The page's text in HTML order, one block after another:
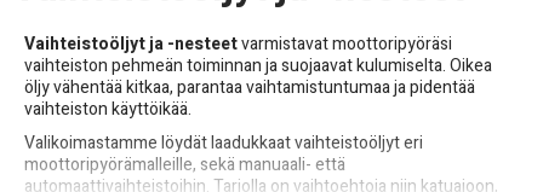
Vaihteistoöljyt ja -nesteetvarmistavat moottoripyöräsi
vaihteiston pehmeän toiminnan ja suojaavat kulumiselta. Oikea
öljy vähentää kitkaa, parantaa vaihtamistuntumaa ja pidentää
vaihteiston käyttöikää.
Valikoimastamme löydät laadukkaat vaihteistoöljyt eri
moottoripyörämalleille, sekä manuaali- että
automaattivaihteistoihin. Tarjolla on vaihtoehtoja niin katuajoon,